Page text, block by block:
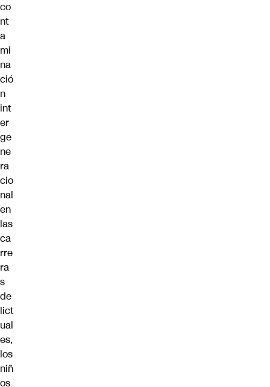
co
nt
a
mi
na
ció
n
int
er
ge
ne
ra
cio
nal
en
las
ca
rre
ra
s
de
lict
ual
es,
los
niñ
os